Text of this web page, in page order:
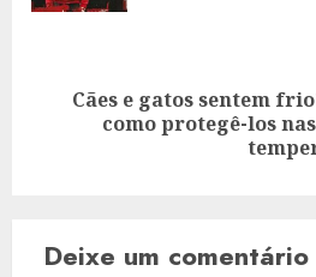
Artigo
Cães e gatos sentem
como protegê-los
Deixe um comentário